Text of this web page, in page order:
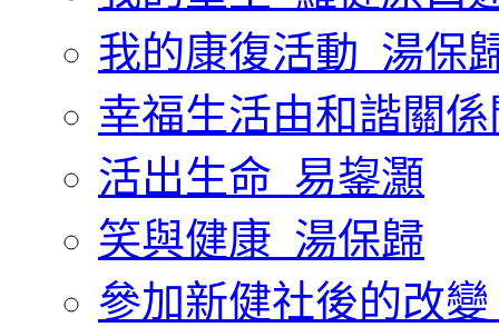
我的康復活動_湯保
幸福生活由和諧關
活出生命_易鋆灝
笑與健康_湯保歸
參加新健社後的改